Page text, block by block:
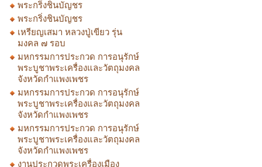
พระกริ่งชินบัญชร
พระกริ่งชินบัญชร
เหรียญเสมา หลวงปู่เขียว รุ่น
มงคล ๗ รอบ
มหกรรมการประกวด การอนุรักษ์
พระบูชาพระเครื่องและวัตถุมงคล
จังหวัดกำแพงเพชร
มหกรรมการประกวด การอนุรักษ์
พระบูชาพระเครื่องและวัตถุมงคล
จังหวัดกำแพงเพชร
มหกรรมการประกวด การอนุรักษ์
พระบูชาพระเครื่องและวัตถุมงคล
จังหวัดกำแพงเพชร
งานประกวดพระเครื่องเมือง